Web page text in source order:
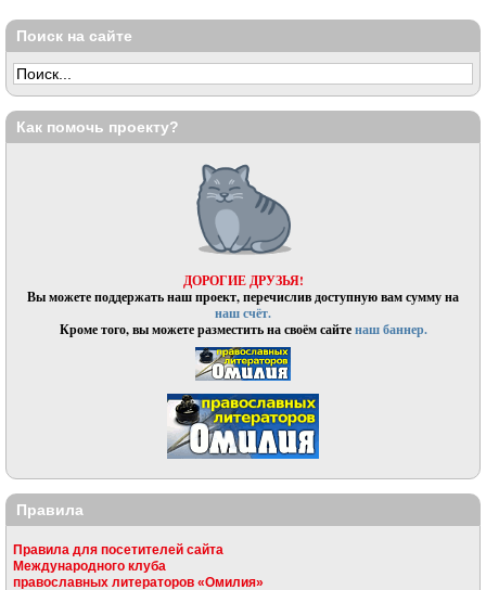
Поиск на сайте
Как помочь проекту?
ДОРОГИЕ ДРУЗЬЯ!
Вы можете поддержать наш проект, перечислив доступную вам сумму на
наш счёт.
Кроме того, вы можете разместить на своём сайтенаш баннер.
Правила
Правила для посетителей сайта
Международного клуба
православных литераторов «Омилия»